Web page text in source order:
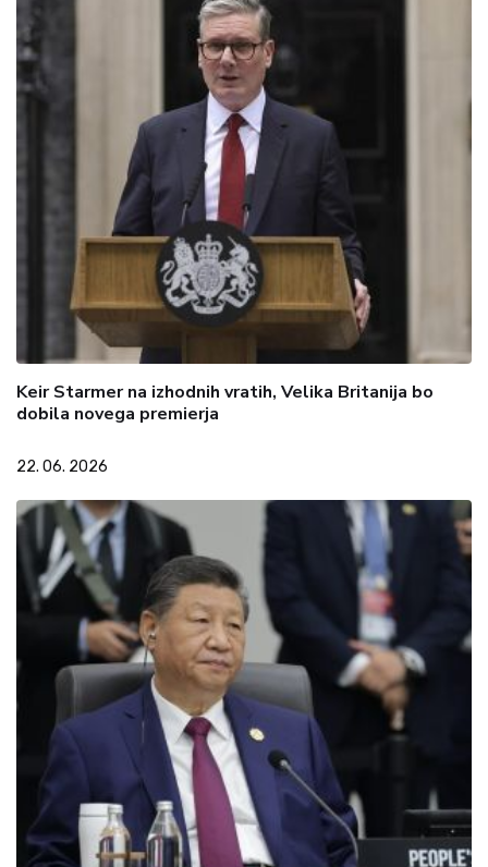
Keir Starmer na izhodnih vratih, Velika Britanija bo
dobila novega premierja
22. 06. 2026